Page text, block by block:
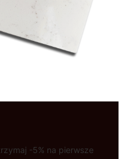
-5% na pierwsze